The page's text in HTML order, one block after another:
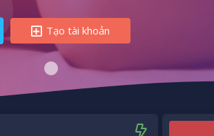
Tạo tài khoản